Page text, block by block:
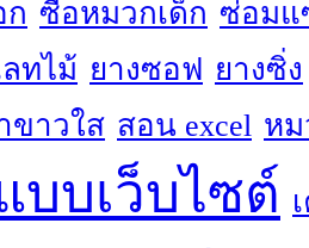
ก ซื้อหมวกเด็ก ซ่อมแ
ทไม้ ยางซอฟ ยางซิ่ง
ขาวใส สอน excel หม
บบเว็บไซต์